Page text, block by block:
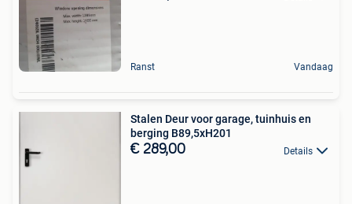
Ranst Vandaag
Stalen Deur voor garage, tuinhuis en
berging B89,5xH201
€ 289,00 Details